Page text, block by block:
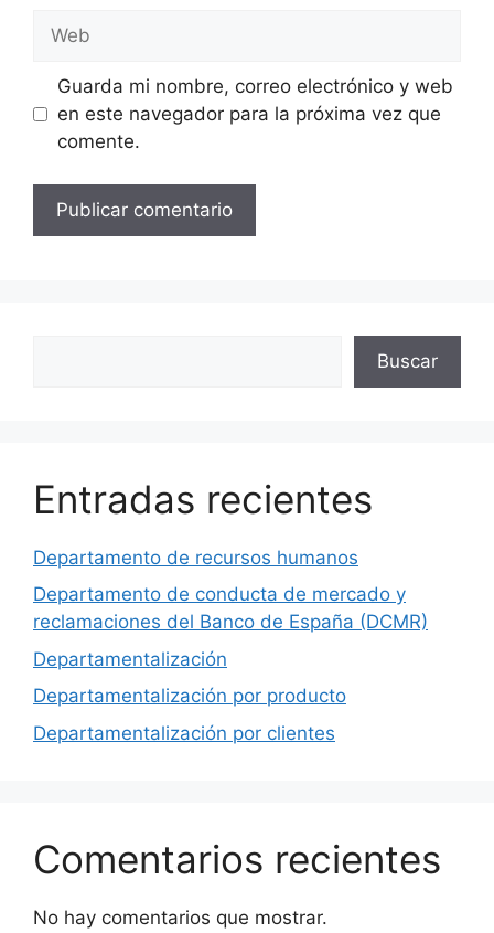
Web
Guarda mi nombre, correo electrónico y web
en este navegador para la próxima vez que
comente.
Buscar
Entradas recientes
Departamento de recursos humanos
Departamento de conducta de mercado y
reclamaciones del Banco de España (DCMR)
Departamentalización
Departamentalización por producto
Departamentalización por clientes
Comentarios recientes
No hay comentarios que mostrar.